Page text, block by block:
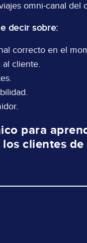
omni-canal del
decir sobre:
correcto en el
al cliente.
para
clientes de